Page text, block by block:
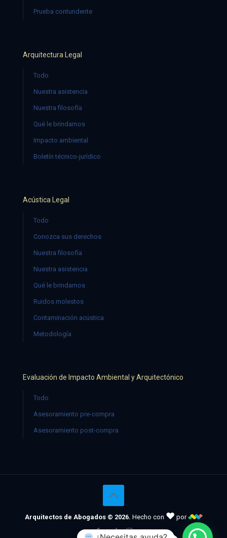
Prueba contundente
Arquitectura Legal
Todo
Nuestra asistencia
Nuestra filosofía
Qué le brindamos
Impacto ambiental
Boletín técnico-jurídico
Acústica Legal
Todo
Conozca sus derechos
Nuestra filosofía
Nuestra asistencia
Qué le brindamos
Ruidos molestos
Contaminación acústica
Metodología
Evaluación de Impacto Ambiental y Arquitectónico
Todo
Asesoramiento pre-compra
Asesoramiento post-compra
Arquitectos de Abogados © 2026. Hecho con ♥ por